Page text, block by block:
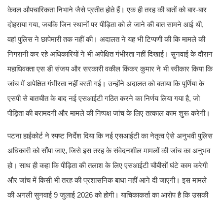
केवल औपचारिकता निभाने जैसे प्रतीत होते हैं। एक ही तरह की बातों को बार-बार
दोहराया गया, जबकि जिन स्थानों पर पीड़िता को ले जाने की बात सामने आई थी,
वहां पुलिस ने छापेमारी तक नहीं की। अदालत ने यह भी टिप्पणी की कि मामले की
निगरानी कर रहे अधिकारियों ने भी अपेक्षित गंभीरता नहीं दिखाई। सुनवाई के दौरान
महाधिवक्ता एस डी संजय और सरकारी वकील किंकर कुमार ने भी स्वीकार किया कि
जांच में अपेक्षित गंभीरता नहीं बरती गई। उन्होंने अदालत को बताया कि पूर्णिया के
एसपी से बातचीत के बाद नई एसआईटी गठित करने का निर्णय लिया गया है, जो
पीड़िता की बरामदगी और मामले की निष्पक्ष जांच के लिए तत्काल काम शुरू करेगी।
पटना हाईकोर्ट ने स्पष्ट निर्देश दिया कि नई एसआईटी का नेतृत्व ऐसे अनुभवी पुलिस
अधिकारी को सौंपा जाए, जिसे इस तरह के संवेदनशील मामलों की जांच का अनुभव
हो। साथ ही कहा कि पीड़िता की तलाश के लिए एसआईटी चौबीसों घंटे काम करेगी
और जांच में किसी भी तरह की प्रशासनिक बाधा नहीं आने दी जाएगी। इस मामले
की अगली सुनवाई 9 जुलाई 2026 को होगी। याचिकाकर्ता का आरोप है कि उसकी